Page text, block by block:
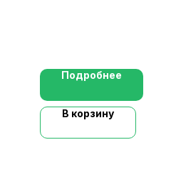
Подробнее
В корзину